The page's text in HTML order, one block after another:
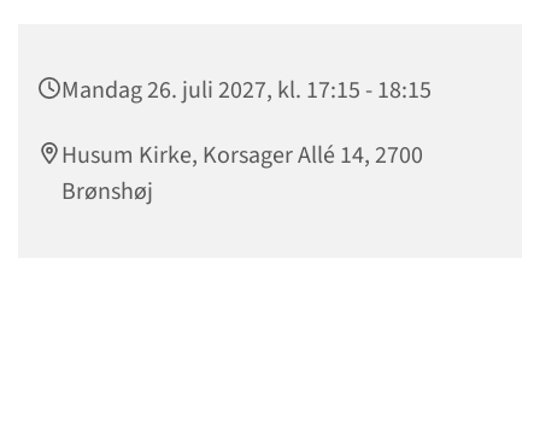
Mandag 26. juli 2027, kl. 17:15 - 18:15
Husum Kirke, Korsager Allé 14, 2700
Brønshøj